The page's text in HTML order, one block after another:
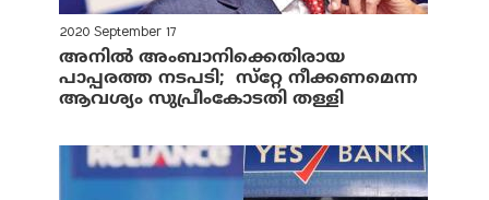
2020 September 17
അനില്‍ അംബാനിക്കെതിരായ
പാപ്പരത്ത നടപടി; സ്‌റ്റേ നീക്കണമെന്ന
ആവശ്യം സുപ്രീംകോടതി തള്ളി